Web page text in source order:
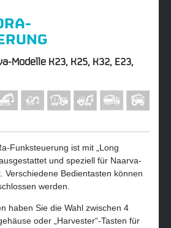
Modelle K23, K25, K32, E23,
Funksteuerung ist mit „Long
und speziell für Naarva-
Verschiedene Bedientasten können
werden.
haben Sie die Wahl zwischen 4
oder „Harvester“-Tasten für